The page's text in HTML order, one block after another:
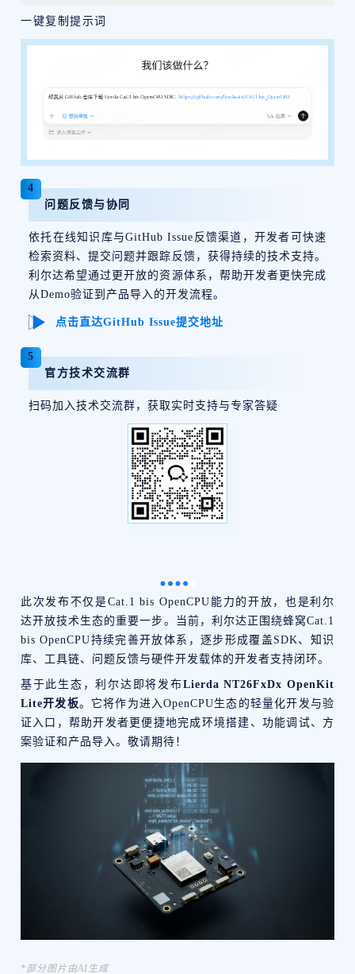
一键复制提示词
4
问题反馈与协同
依托在线知识库与GitHub Issue反馈渠道，开发者可快速
检索资料、提交问题并跟踪反馈，获得持续的技术支持。
利尔达希望通过更开放的资源体系，帮助开发者更快完成
从Demo验证到产品导入的开发流程。
点击直达GitHub Issue提交地址
5
官方技术交流群
扫码加入技术交流群，获取实时支持与专家答疑
此次发布不仅是Cat.1 bis OpenCPU能力的开放，也是利尔
达开放技术生态的重要一步。当前，利尔达正围绕蜂窝Cat.1
bis OpenCPU持续完善开放体系，逐步形成覆盖SDK、知识
库、工具链、问题反馈与硬件开发载体的开发者支持闭环。
基于此生态，利尔达即将发布Lierda NT26FxDx OpenKit
Lite开发板。它将作为进入OpenCPU生态的轻量化开发与验
证入口，帮助开发者更便捷地完成环境搭建、功能调试、方
案验证和产品导入。敬请期待！
*部分图片由AI生成